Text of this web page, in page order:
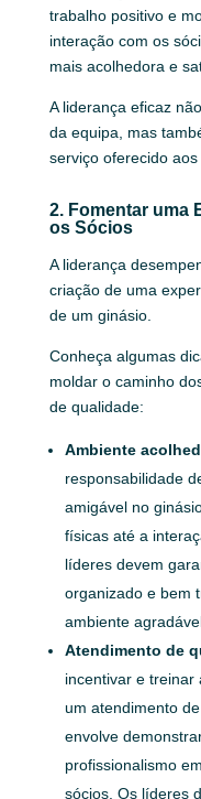
trabalho positivo e
interação com os
mais acolhedora e
A liderança eficaz
da equipa, mas
serviço oferecido aos
2. Fomentar uma
os Sócios
A liderança
criação de uma
de um ginásio.
Conheça algumas
moldar o caminho
de qualidade:
Ambiente
responsabilidade
amigável no
físicas até a
líderes devem
organizado e bem
ambiente
Atendimento de
incentivar e treinar
um atendimento
envolve
profissionalismo
sócios. Os líderes